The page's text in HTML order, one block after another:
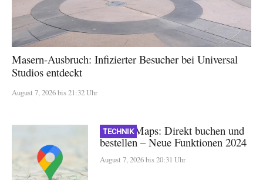
Masern-Ausbruch: Infizierter Besucher bei Universal
Studios entdeckt
August 7, 2026 bis 21:32 Uhr
TECHNIK
Google Maps: Direkt buchen und
bestellen – Neue Funktionen 2024
August 7, 2026 bis 20:31 Uhr